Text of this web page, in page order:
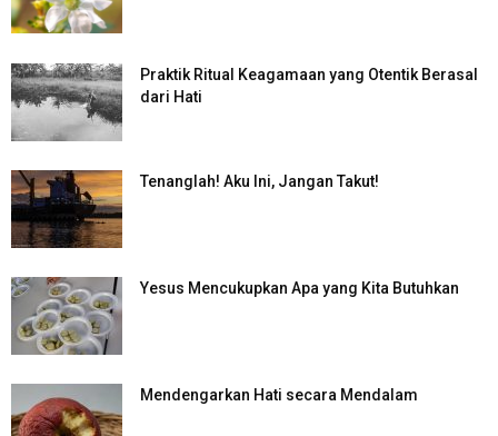
Praktik Ritual Keagamaan yang Otentik Berasal
dari Hati
Tenanglah! Aku Ini, Jangan Takut!
Yesus Mencukupkan Apa yang Kita Butuhkan
Mendengarkan Hati secara Mendalam